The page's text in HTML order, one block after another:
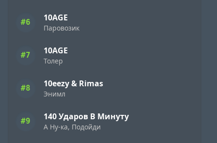
#6 10AGE
Паровозик
#7 10AGE
Толер
#8 10eezy & Rimas
Энимл
#9 140 Ударов В Минуту
А Ну-ка, Подойди